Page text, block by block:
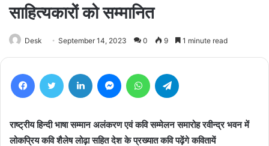
साहित्यकारों को सम्मानित
Desk September 14, 2023 0 9 1 minute read
FacebookTwitter LinkedIn MessengerWhatsApp
राष्ट्रीय हिन्दी भाषा सम्मान अलंकरण एवं कवि सम्मेलन समारोह रवीन्द्र भवन में
लोकप्रिय कवि शैलेष लोढ़ा सहित देश के प्रख्यात कवि पढ़ेंगे कवितायें